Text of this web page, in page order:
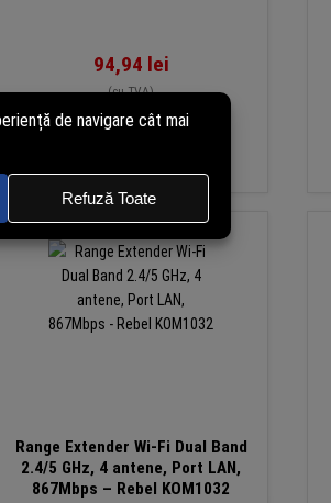
94,94 lei
(cu TVA)
În stoc
Range Extender Wi-Fi Dual Band
2.4/5 GHz, 4 antene, Port LAN,
867Mbps – Rebel KOM1032